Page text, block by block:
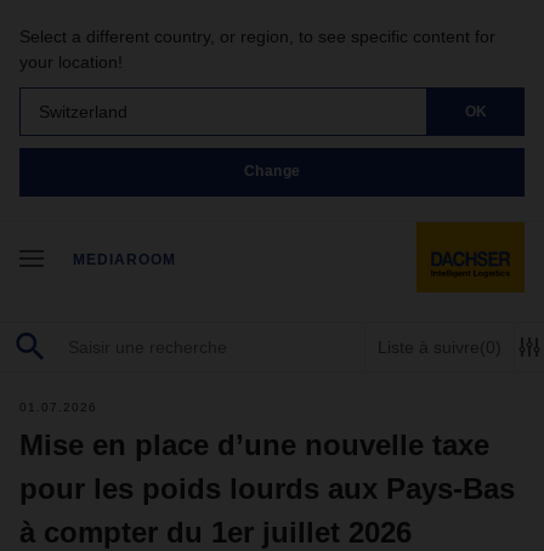
Select a different country, or region, to see specific content for
your location!
Switzerland OK
Change
MEDIAROOM
Liste à suivre(0)
01.07.2026
Mise en place d’une nouvelle taxe
pour les poids lourds aux Pays-Bas
à compter du 1er juillet 2026